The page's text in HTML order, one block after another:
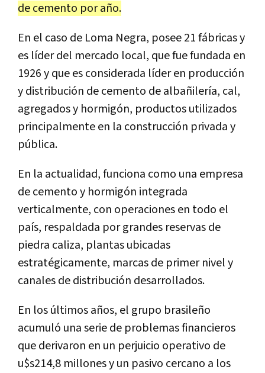
de cemento por año.
En el caso de Loma Negra, posee 21 fábricas y
es líder del mercado local, que fue fundada en
1926 y que es considerada líder en producción
y distribución de cemento de albañilería, cal,
agregados y hormigón, productos utilizados
principalmente en la construcción privada y
pública.
En la actualidad, funciona como una empresa
de cemento y hormigón integrada
verticalmente, con operaciones en todo el
país, respaldada por grandes reservas de
piedra caliza, plantas ubicadas
estratégicamente, marcas de primer nivel y
canales de distribución desarrollados.
En los últimos años, el grupo brasileño
acumuló una serie de problemas financieros
que derivaron en un perjuicio operativo de
u$s214,8 millones y un pasivo cercano a los